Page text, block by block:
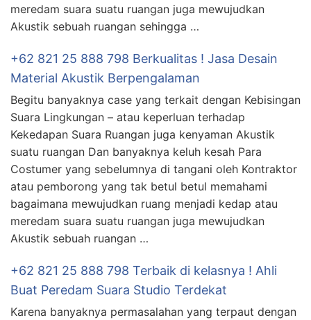
meredam suara suatu ruangan juga mewujudkan
Akustik sebuah ruangan sehingga …
+62 821 25 888 798 Berkualitas ! Jasa Desain
Material Akustik Berpengalaman
Begitu banyaknya case yang terkait dengan Kebisingan
Suara Lingkungan – atau keperluan terhadap
Kekedapan Suara Ruangan juga kenyaman Akustik
suatu ruangan Dan banyaknya keluh kesah Para
Costumer yang sebelumnya di tangani oleh Kontraktor
atau pemborong yang tak betul betul memahami
bagaimana mewujudkan ruang menjadi kedap atau
meredam suara suatu ruangan juga mewujudkan
Akustik sebuah ruangan …
+62 821 25 888 798 Terbaik di kelasnya ! Ahli
Buat Peredam Suara Studio Terdekat
Karena banyaknya permasalahan yang terpaut dengan